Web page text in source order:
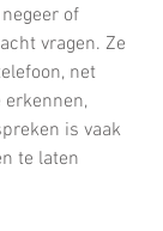
of
vragen. Ze
net
erkennen,
is vaak
te laten